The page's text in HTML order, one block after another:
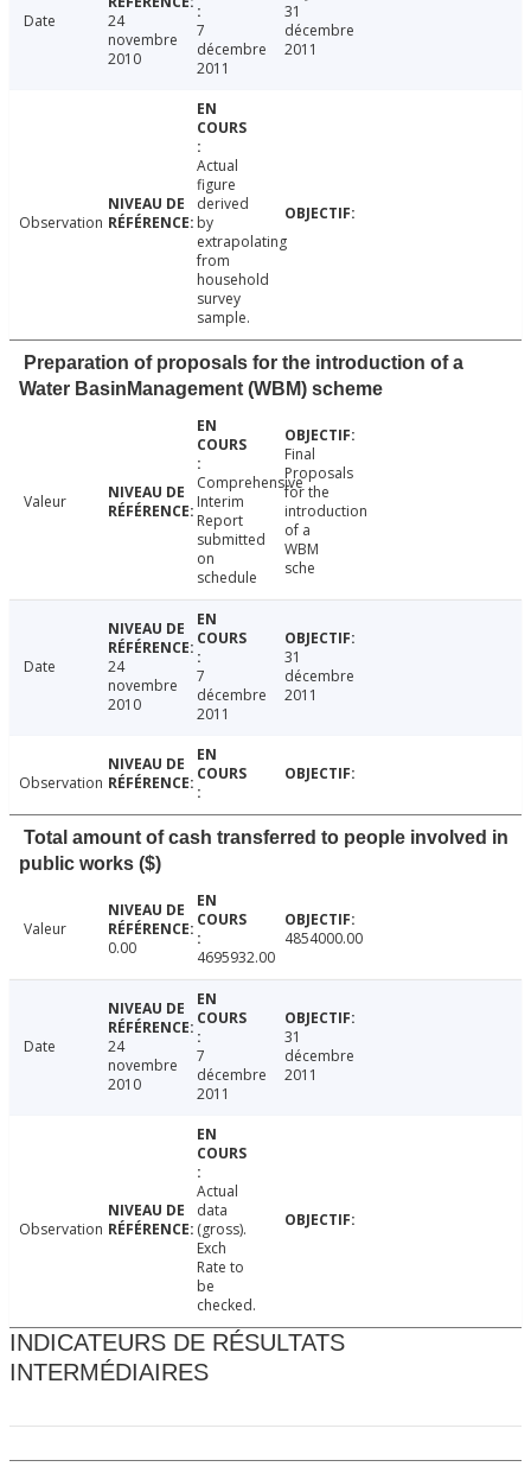
Date
24
novembre
2010
7
décembre
2011
31
décembre
2011
Observation
Actual
figure
derived
by
extrapolating
from
household
survey
sample.
Preparation of proposals for the introduction of a
Water BasinManagement (WBM) scheme
Valeur
Comprehensive
Interim
Report
submitted
on
schedule
Final
Proposals
for the
introduction
of a
WBM
sche
Date
24
novembre
2010
7
décembre
2011
31
décembre
2011
Observation
Total amount of cash transferred to people involved in
public works ($)
Valeur
0.00
4695932.00
4854000.00
Date
24
novembre
2010
7
décembre
2011
31
décembre
2011
Observation
Actual
data
(gross).
Exch
Rate to
be
checked.
INDICATEURS DE RÉSULTATS
INTERMÉDIAIRES